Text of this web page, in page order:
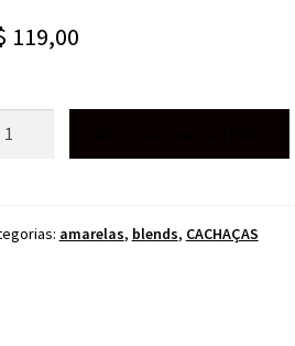
119,00
amarelas, blends, CACHAÇAS